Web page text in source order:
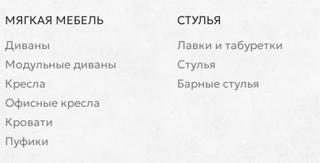
МЯГКАЯ МЕБЕЛЬ
Диваны
Модульные диваны
Кресла
Офисные кресла
Кровати
Пуфики
СТУЛЬЯ
Лавки и табуретки
Стулья
Барные стулья